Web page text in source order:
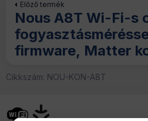
Előző termék
Nous A8T Wi-Fi-s
firmware, Matter
Cikkszám: NOU-KON-A8T